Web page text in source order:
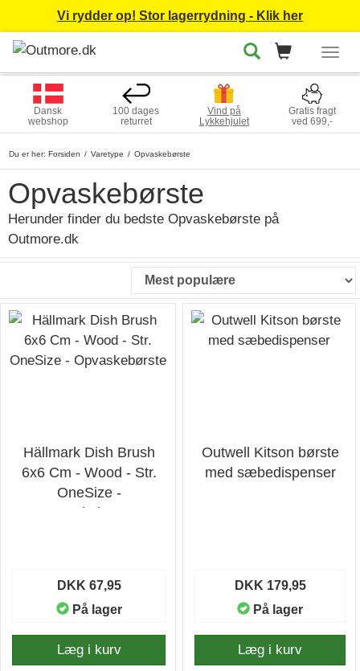
Vi rydder op! Stor lagerrydning - Klik her
Dansk
webshop
100 dages
returret
Vind på
Lykkehjulet
Gratis fragt
ved 699,-
Du er her: Forsiden Varetype Opvaskebørste
Opvaskebørste
Herunder finder du bedste Opvaskebørste på
Outmore.dk
Hällmark Dish Brush
6x6 Cm - Wood - Str.
OneSize -
Opvaskebørste
DKK 67,95
På lager
Læg i kurv
Outwell Kitson børste
med sæbedispenser
DKK 179,95
På lager
Læg i kurv